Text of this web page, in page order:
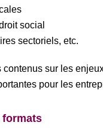
social
sectoriels, etc.
contenus sur les
pour les
formats